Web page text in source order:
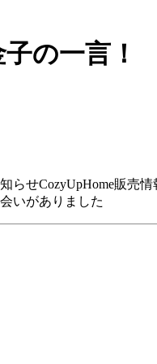
の一言！
らせCozyUpHome販売情
いがありました